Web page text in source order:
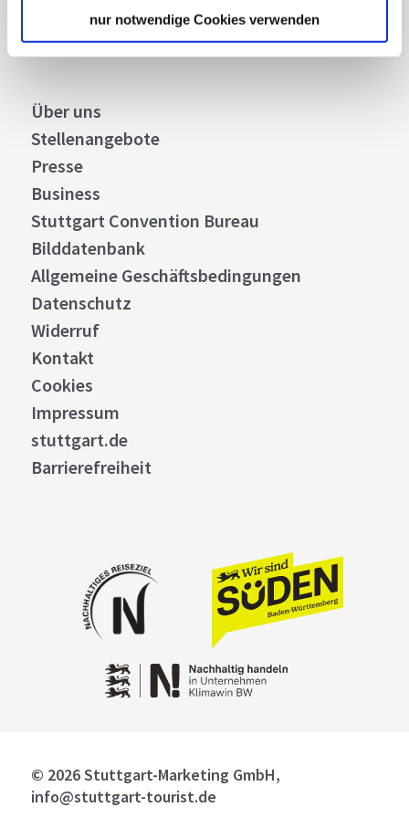
nur notwendige Cookies verwenden
Abonnieren
Über uns
Stellenangebote
Presse
Business
Stuttgart Convention Bureau
Bilddatenbank
Allgemeine Geschäftsbedingungen
Datenschutz
Widerruf
Kontakt
Cookies
Impressum
stuttgart.de
Barrierefreiheit
© 2026 Stuttgart-Marketing GmbH,
info@stuttgart-tourist.de